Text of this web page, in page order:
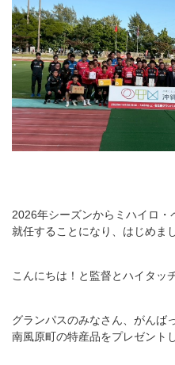
2026年シーズンからミハイロ・
就任することになり、はじめま
こんにちは！と監督とハイタッ
グランパスのみなさん、がんば
南風原町の特産品をプレゼント